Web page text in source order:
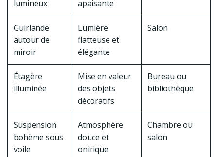
lumineux
apaisante
Guirlande
autour de
miroir
Lumière
flatteuse et
élégante
Salon
Étagère
illuminée
Mise en valeur
des objets
décoratifs
Bureau ou
bibliothèque
Suspension
bohème sous
voile
Atmosphère
douce et
onirique
Chambre ou
salon